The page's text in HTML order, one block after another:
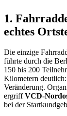
1.
echtes
Die einzige
führte durch die
150 bis 200
Kilometern
Veränderung.
ergriffVCD-
bei der